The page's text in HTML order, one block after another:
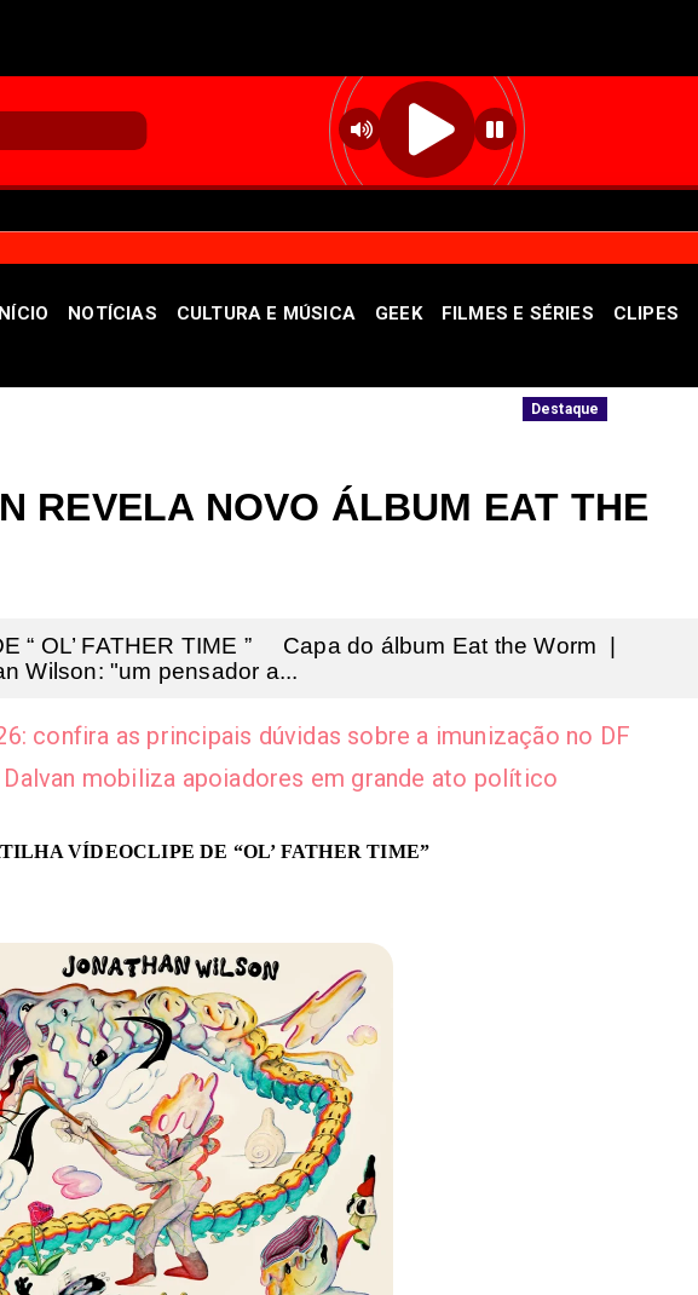
INÍCIO NOTÍCIAS CULTURA E MÚSICA GEEK FILMES E SÉRIES CLIPES
contra patrimônio público Unidade oferece
REVELA NOVO ÁLBUM EAT THE
“ OL’ FATHER TIME ” Capa do álbum Eat the Worm |
Wilson: "um pensador a...
confira as principais dúvidas sobre a imunização no DF
mobiliza apoiadores em grande ato político
VÍDEOCLIPE DE “OL’ FATHER TIME”